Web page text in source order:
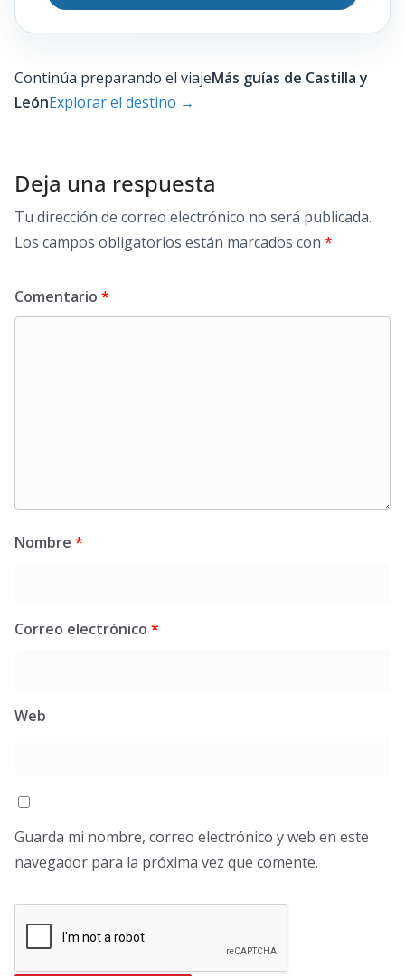
Continúa preparando el viajeMás guías de Castilla y
LeónExplorar el destino →
Deja una respuesta
Tu dirección de correo electrónico no será publicada.
Los campos obligatorios están marcados con *
Comentario *
Nombre *
Correo electrónico *
Web
Guarda mi nombre, correo electrónico y web en este
navegador para la próxima vez que comente.